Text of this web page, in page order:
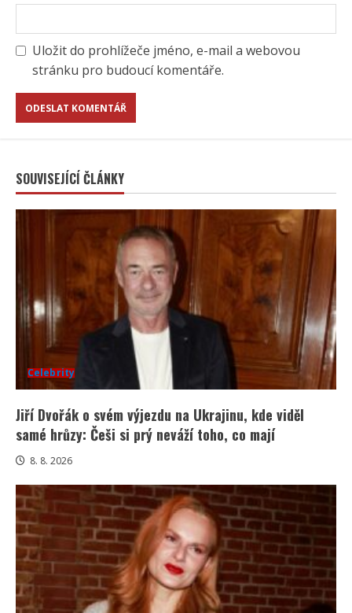
Uložit do prohlížeče jméno, e-mail a webovou
stránku pro budoucí komentáře.
SOUVISEJÍCÍ ČLÁNKY
Celebrity
Jiří Dvořák o svém výjezdu na Ukrajinu, kde viděl
samé hrůzy: Češi si prý neváží toho, co mají
8. 8. 2026